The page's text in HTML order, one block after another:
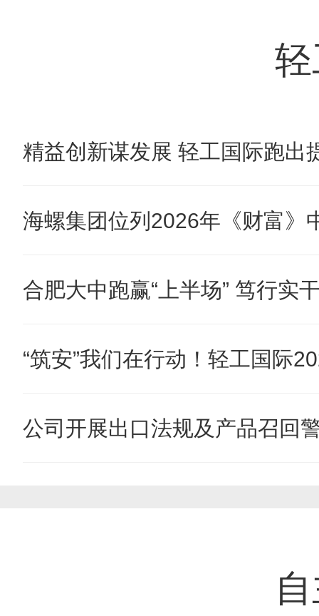
精益创新谋发展 轻工国际跑出
海螺集团位列2026年《财富》
合肥大中跑赢“上半场” 笃行实
“筑安”我们在行动！轻工国际
公司开展出口法规及产品召回